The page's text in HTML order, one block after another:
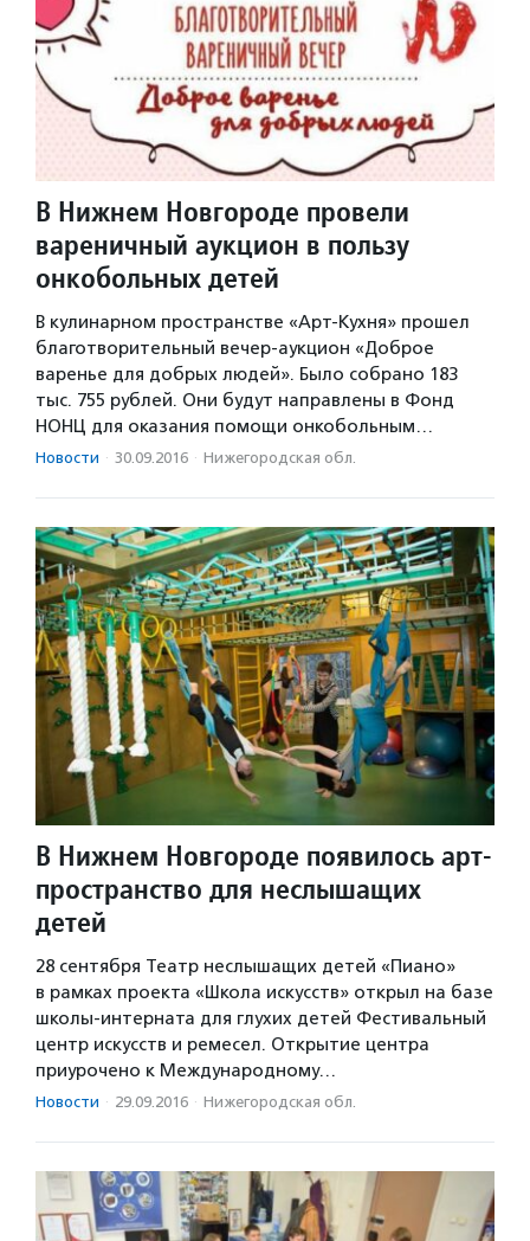
В Нижнем Новгороде провели
вареничный аукцион в пользу
онкобольных детей
В кулинарном пространстве «Арт-Кухня» прошел
благотворительный вечер-аукцион «Доброе
варенье для добрых людей». Было собрано 183
тыс. 755 рублей. Они будут направлены в Фонд
НОНЦ для оказания помощи онкобольным…
Новости · 30.09.2016 · Нижегородская обл.
В Нижнем Новгороде появилось арт-
пространство для неслышащих
детей
28 сентября Театр неслышащих детей «Пиано»
в рамках проекта «Школа искусств» открыл на базе
школы-интерната для глухих детей Фестивальный
центр искусств и ремесел. Открытие центра
приурочено к Международному…
Новости · 29.09.2016 · Нижегородская обл.